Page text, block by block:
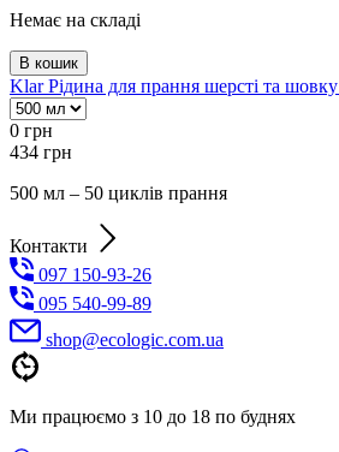
Немає на складі
В кошик
Klar Рідина для прання шерсті та шовку
0 грн
434 грн
500 мл – 50 циклів прання
Контакти
097 150-93-26
095 540-99-89
shoр@ecologic.com.ua
Ми працюємо з 10 до 18 по буднях